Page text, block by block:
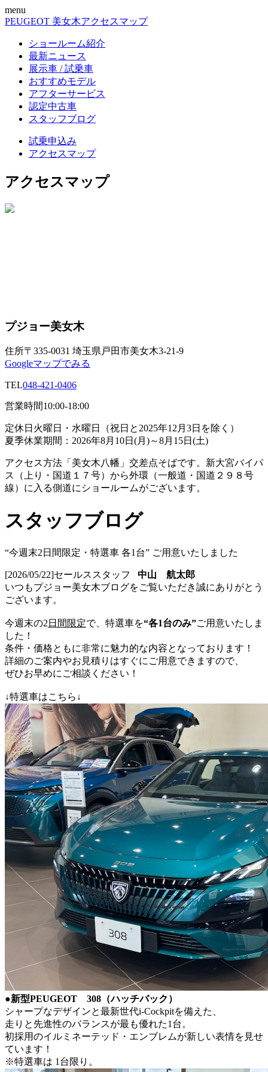
menu
PEUGEOT 美女木アクセスマップ
ショールーム紹介
最新ニュース
展示車 / 試乗車
おすすめモデル
アフターサービス
認定中古車
スタッフブログ
試乗申込み
アクセスマップ
アクセスマップ
プジョー美女木
住所〒335-0031 埼玉県戸田市美女木3-21-9
Googleマップでみる
TEL048-421-0406
営業時間10:00-18:00
定休日 火曜日・水曜日（祝日と2025年12月3日を除く）
夏季休業期間：2026年8月10日(月)～8月15日(土)
アクセス方法 「美女木八幡」交差点そばです。新大宮バイパ
ス（上り・国道１７号）から外環（一般道・国道２９８号
線）に入る側道にショールームがございます。
スタッフブログ
“今週末2日間限定・特選車 各1台” ご用意いたしました
[2026/05/22]セールススタッフ 中山 航太郎
いつもプジョー美女木ブログをご覧いただき誠にありがとう
ございます。
今週末の2 日間限定で、特選車を“各1台のみ”ご用意いたしま
した！
条件・価格ともに非常に魅力的な内容となっております！
詳細のご案内やお見積りはすぐにご用意できますので、
ぜひお早めにご相談ください！
↓特選車はこちら↓
●新型PEUGEOT 308（ハッチバック）
シャープなデザインと最新世代i-Cockpitを備えた、
走りと先進性のバランスが最も優れた1台。
初採用のイルミネーテッド・エンブレムが新しい表情を見せ
ています！
※特選車は 1台限り。